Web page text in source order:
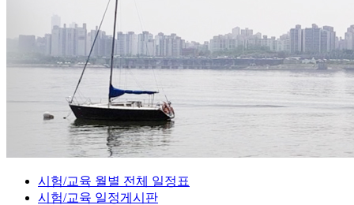
시험/교육 월별 전체 일정표
시험/교육 일정게시판